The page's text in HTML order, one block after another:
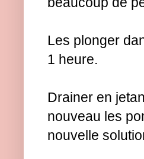
Les plonger
1 heure.
Drainer en
nouveau les
nouvelle